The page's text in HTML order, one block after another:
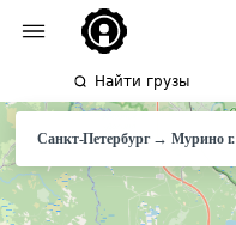
Найти грузы
Санкт-Петербург→Мурино г.